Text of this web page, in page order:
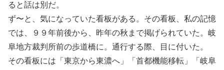
ると話は別だ。
ず〜と、気になっていた看板がある。その看板、私の記憶
では、９９年前後から、昨年の秋まで掲げられていた。岐
阜地方裁判所前の歩道橋に。通行する際、目に付いた。
その看板には「東京から東濃へ」「首都機能移転」「岐阜